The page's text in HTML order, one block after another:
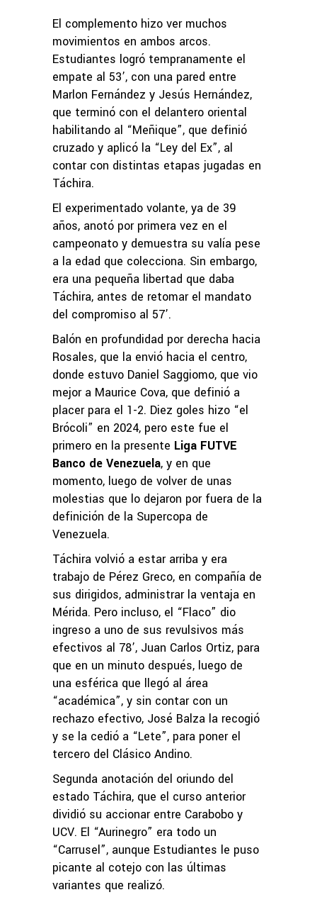
El complemento hizo ver muchos
movimientos en ambos arcos.
Estudiantes logró tempranamente el
empate al 53’, con una pared entre
Marlon Fernández y Jesús Hernández,
que terminó con el delantero oriental
habilitando al “Meñique”, que definió
cruzado y aplicó la “Ley del Ex”, al
contar con distintas etapas jugadas en
Táchira.
El experimentado volante, ya de 39
años, anotó por primera vez en el
campeonato y demuestra su valía pese
a la edad que colecciona. Sin embargo,
era una pequeña libertad que daba
Táchira, antes de retomar el mandato
del compromiso al 57’.
Balón en profundidad por derecha hacia
Rosales, que la envió hacia el centro,
donde estuvo Daniel Saggiomo, que vio
mejor a Maurice Cova, que definió a
placer para el 1-2. Diez goles hizo “el
Brócoli” en 2024, pero este fue el
primero en la presente Liga FUTVE
Banco de Venezuela, y en que
momento, luego de volver de unas
molestias que lo dejaron por fuera de la
definición de la Supercopa de
Venezuela.
Táchira volvió a estar arriba y era
trabajo de Pérez Greco, en compañía de
sus dirigidos, administrar la ventaja en
Mérida. Pero incluso, el “Flaco” dio
ingreso a uno de sus revulsivos más
efectivos al 78’, Juan Carlos Ortiz, para
que en un minuto después, luego de
una esférica que llegó al área
“académica”, y sin contar con un
rechazo efectivo, José Balza la recogió
y se la cedió a “Lete”, para poner el
tercero del Clásico Andino.
Segunda anotación del oriundo del
estado Táchira, que el curso anterior
dividió su accionar entre Carabobo y
UCV. El “Aurinegro” era todo un
“Carrusel”, aunque Estudiantes le puso
picante al cotejo con las últimas
variantes que realizó.